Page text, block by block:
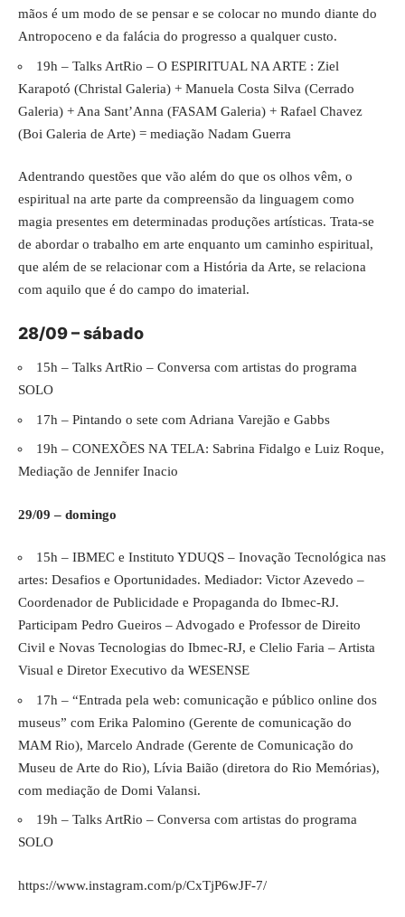
mãos é um modo de se pensar e se colocar no mundo diante do
Antropoceno e da falácia do progresso a qualquer custo.
19h – Talks ArtRio – O ESPIRITUAL NA ARTE : Ziel
Karapotó (Christal Galeria) + Manuela Costa Silva (Cerrado
Galeria) + Ana Sant’Anna (FASAM Galeria) + Rafael Chavez
(Boi Galeria de Arte) = mediação Nadam Guerra
Adentrando questões que vão além do que os olhos vêm, o
espiritual na arte parte da compreensão da linguagem como
magia presentes em determinadas produções artísticas. Trata-se
de abordar o trabalho em arte enquanto um caminho espiritual,
que além de se relacionar com a História da Arte, se relaciona
com aquilo que é do campo do imaterial.
28/09 – sábado
15h – Talks ArtRio – Conversa com artistas do programa
SOLO
17h – Pintando o sete com Adriana Varejão e Gabbs
19h – CONEXÕES NA TELA: Sabrina Fidalgo e Luiz Roque,
Mediação de Jennifer Inacio
29/09 – domingo
15h – IBMEC e Instituto YDUQS – Inovação Tecnológica nas
artes: Desafios e Oportunidades. Mediador: Victor Azevedo –
Coordenador de Publicidade e Propaganda do Ibmec-RJ.
Participam Pedro Gueiros – Advogado e Professor de Direito
Civil e Novas Tecnologias do Ibmec-RJ, e Clelio Faria – Artista
Visual e Diretor Executivo da WESENSE
17h – “Entrada pela web: comunicação e público online dos
museus” com Erika Palomino (Gerente de comunicação do
MAM Rio), Marcelo Andrade (Gerente de Comunicação do
Museu de Arte do Rio), Lívia Baião (diretora do Rio Memórias),
com mediação de Domi Valansi.
19h – Talks ArtRio – Conversa com artistas do programa
SOLO
https://www.instagram.com/p/CxTjP6wJF-7/